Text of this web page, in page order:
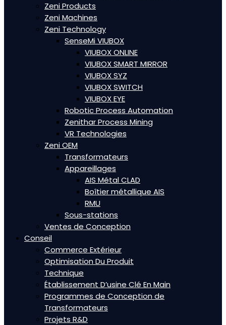
Zeni Products
Zeni Machines
Zeni Technology
SenseMi VIUBOX
VIUBOX ONLINE
VIUBOX SMART MIRROR
VIUBOX SYZ
VIUBOX SWITCH
VIUBOX EYE
Robotic Process Automation
Zenithar Process Mining
VR Technologies
Zeni OEM
Transformateurs
Appareillages
AIS Métal CLAD
Boîtier métallique AIS
RMU
Sous-stations
Ventes de Conception
Conseil
Commerce Extérieur
Optimisation Du Produit
Technique
Établissement D’usine Clé En Main
Programmes de Conception de
Transformateurs
Projets R&D